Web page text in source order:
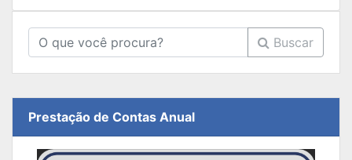
Buscar
Prestação de Contas Anual